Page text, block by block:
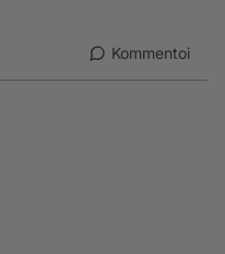
Kommentoi